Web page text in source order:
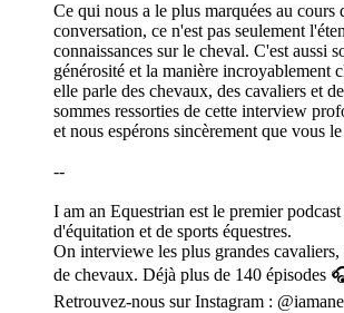
Ce qui nous a le plus marquées au cours
conversation, ce n'est pas seulement
connaissances sur le cheval. C'est aussi
générosité et la manière incroyablement
elle parle des chevaux, des cavaliers et
sommes ressorties de cette interview
et nous espérons sincèrement que vous
--
I am an Equestrian est le premier
d'équitation et de sports équestres.
On interviewe les plus grandes cavaliers,
de chevaux. Déjà plus de 140 épisodes
Retrouvez-nous sur Instagram :